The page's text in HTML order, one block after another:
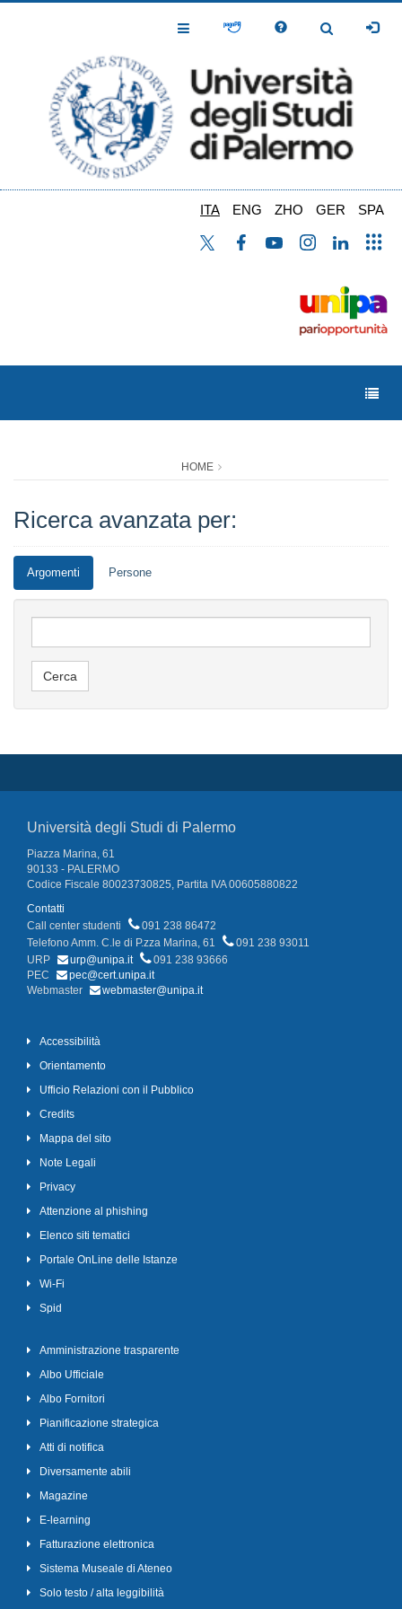
Toggle
Toggle
ITA ENG ZHO GER SPA
HOME
Ricerca avanzata per:
Argomenti Persone
Università degli Studi di Palermo
Piazza Marina, 61
90133 - PALERMO
Codice Fiscale 80023730825, Partita IVA 00605880822
Contatti
Call center studenti
091 238 86472
Telefono Amm. C.le di P.zza Marina, 61
091 238 93011
URP
urp@unipa.it
091 238 93666
PEC
pec@cert.unipa.it
Webmaster
webmaster@unipa.it
Accessibilità
Orientamento
Ufficio Relazioni con il Pubblico
Credits
Mappa del sito
Note Legali
Privacy
Attenzione al phishing
Elenco siti tematici
Portale OnLine delle Istanze
Wi-Fi
Spid
Amministrazione trasparente
Albo Ufficiale
Albo Fornitori
Pianificazione strategica
Atti di notifica
Diversamente abili
Magazine
E-learning
Fatturazione elettronica
Sistema Museale di Ateneo
Solo testo / alta leggibilità